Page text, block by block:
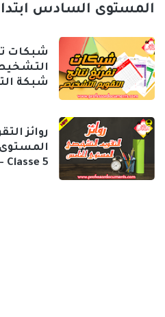
المستوى السادس ابتدائي
شبكات
شبكة
روائز
Classe 5